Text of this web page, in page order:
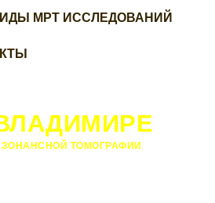
МРТ ИССЛЕДОВАНИЙ
ТОМОГРАФИИ